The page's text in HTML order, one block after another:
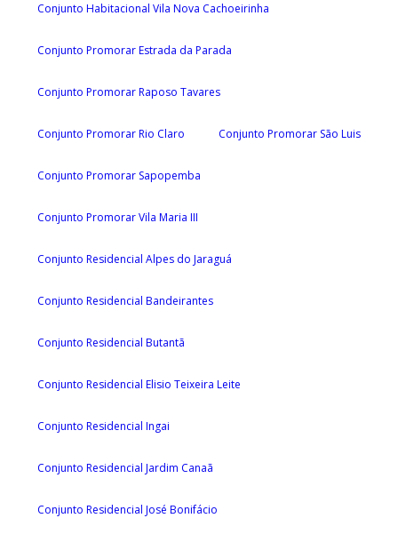
Conjunto Habitacional Vila Nova Cachoeirinha
Conjunto Promorar Estrada da Parada
Conjunto Promorar Raposo Tavares
Conjunto Promorar Rio Claro Conjunto Promorar São Luis
Conjunto Promorar Sapopemba
Conjunto Promorar Vila Maria III
Conjunto Residencial Alpes do Jaraguá
Conjunto Residencial Bandeirantes
Conjunto Residencial Butantã
Conjunto Residencial Elisio Teixeira Leite
Conjunto Residencial Ingai
Conjunto Residencial Jardim Canaã
Conjunto Residencial José Bonifácio